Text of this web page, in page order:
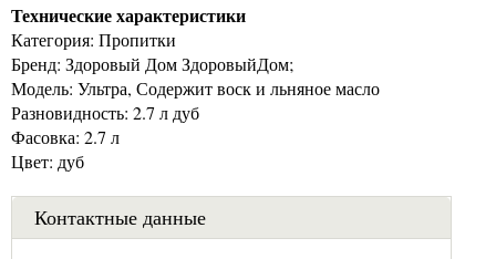
Технические характеристики
Категория: Пропитки
Бренд: Здоровый Дом ЗдоровыйДом;
Модель: Ультра, Содержит воск и льняное масло
Разновидность: 2.7 л дуб
Фасовка: 2.7 л
Цвет: дуб
Контактные данные